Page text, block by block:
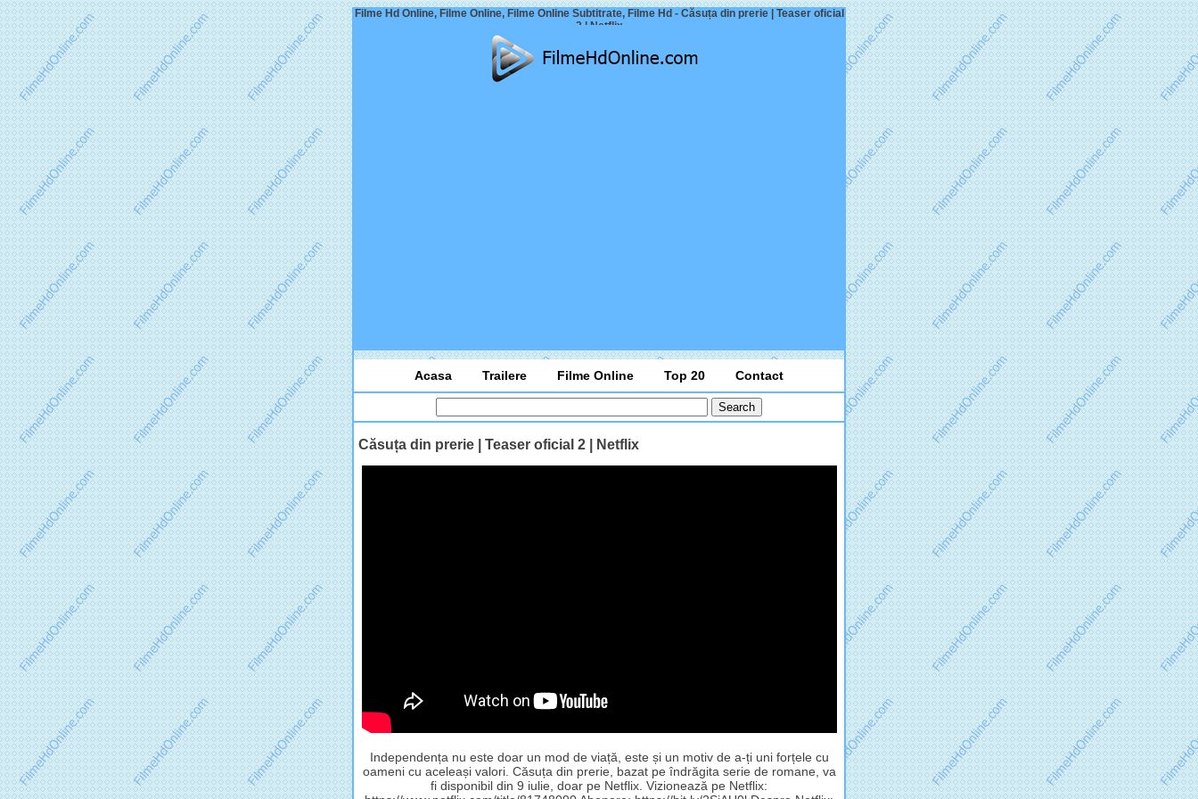
Filme Hd Online, Filme Online, Filme Online Subtitrate, Filme Hd - Căsuța din prerie | Teaser oficial
2 | Netflix
Acasa Trailere Filme Online Top 20 Contact
Căsuța din prerie | Teaser oficial 2 | Netflix
Independența nu este doar un mod de viață, este și un motiv de a-ți uni forțele cu
oameni cu aceleași valori. Căsuța din prerie, bazat pe îndrăgita serie de romane, va
fi disponibil din 9 iulie, doar pe Netflix. Vizionează pe Netflix: